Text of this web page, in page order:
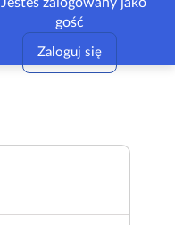
gość
Zaloguj się